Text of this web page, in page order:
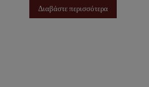
Διαβάστε περισσότερα